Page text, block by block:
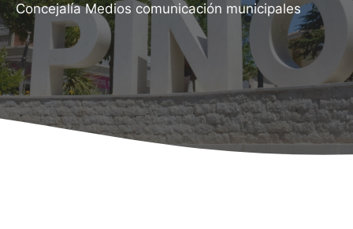
Concejalía Medios comunicación municipales